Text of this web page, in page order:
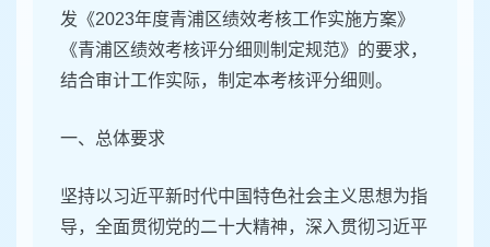
发《2023年度青浦区绩效考核工作实施方案》
《青浦区绩效考核评分细则制定规范》的要求，
结合审计工作实际，制定本考核评分细则。
一、总体要求
坚持以习近平新时代中国特色社会主义思想为指
导，全面贯彻党的二十大精神，深入贯彻习近平